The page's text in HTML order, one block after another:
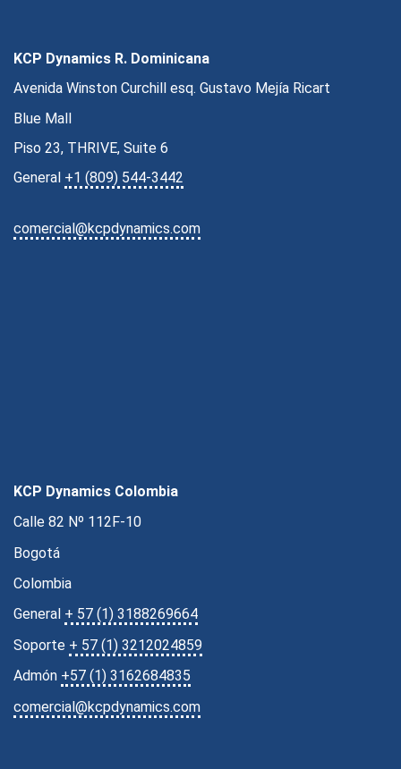
KCP Dynamics R. Dominicana
Avenida Winston Curchill esq. Gustavo Mejía Ricart
Blue Mall
Piso 23, THRIVE, Suite 6
General +1 (809) 544-3442
comercial@kcpdynamics.com
KCP Dynamics Colombia
Calle 82 Nº 112F-10
Bogotá
Colombia
General + 57 (1) 3188269664
Soporte + 57 (1) 3212024859
Admón +57 (1) 3162684835
comercial@kcpdynamics.com